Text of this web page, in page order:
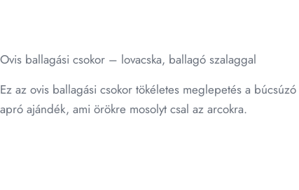
Ovis ballagási csokor – lovacska, ballagó szalaggal
Ez az ovis ballagási csokor tökéletes meglepetés a
apró ajándék, ami örökre mosolyt csal az arcokra.